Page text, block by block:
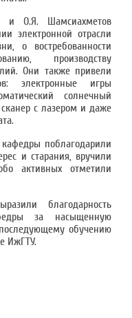
и О.Я. Шамсиахметов
электронной отрасли
о востребованности
производству
Они также привели
электронные игры
солнечный
с лазером и даже
поблагодарили
и старания, вручили
активных отметили
благодарность
за насыщенную
обучению
ИжГТУ.